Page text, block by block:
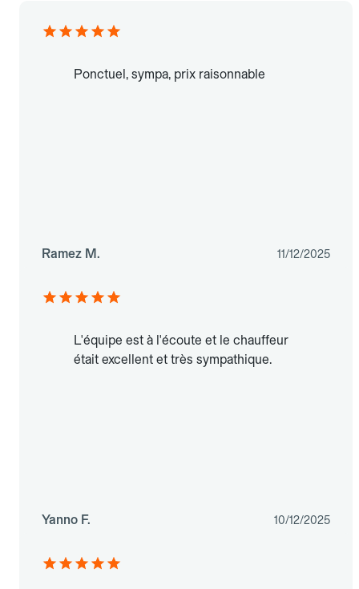
Ponctuel, sympa, prix raisonnable
Ramez M. 11/12/2025
L'équipe est à l'écoute et le chauffeur
était excellent et très sympathique.
Yanno F. 10/12/2025